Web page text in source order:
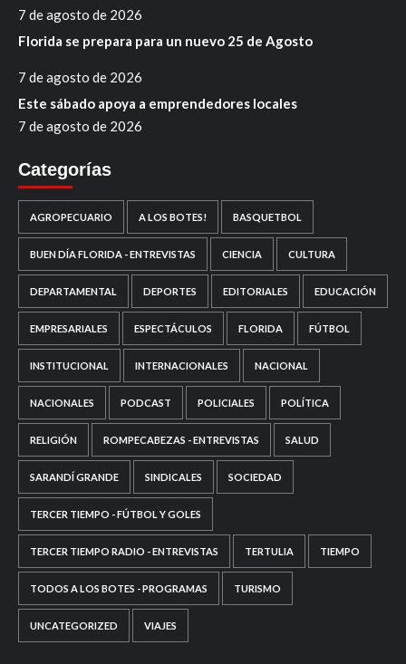
7 de agosto de 2026
Florida se prepara para un nuevo 25 de Agosto
7 de agosto de 2026
Este sábado apoya a emprendedores locales
7 de agosto de 2026
Categorías
AGROPECUARIO A LOS BOTES! BASQUETBOL
BUEN DÍA FLORIDA - ENTREVISTAS CIENCIA CULTURA
DEPARTAMENTAL DEPORTES EDITORIALES EDUCACIÓN
EMPRESARIALES ESPECTÁCULOS FLORIDA FÚTBOL
INSTITUCIONAL INTERNACIONALES NACIONAL
NACIONALES PODCAST POLICIALES POLÍTICA
RELIGIÓN ROMPECABEZAS - ENTREVISTAS SALUD
SARANDÍ GRANDE SINDICALES SOCIEDAD
TERCER TIEMPO - FÚTBOL Y GOLES
TERCER TIEMPO RADIO - ENTREVISTAS TERTULIA TIEMPO
TODOS A LOS BOTES - PROGRAMAS TURISMO
UNCATEGORIZED VIAJES